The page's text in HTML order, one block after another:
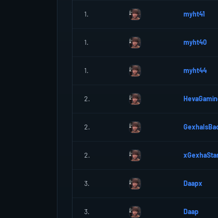
1. myht41
1. myht40
1. myht44
2.
2.
2.
3. Daapx
3. Daap